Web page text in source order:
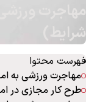
مهاجرت
شرایط)
فهرست محتوا
مهاجرت ورزشی به
طرح کار مجازی در